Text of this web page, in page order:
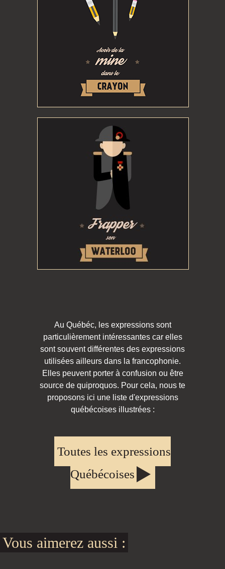
Au Québéc, les expressions sont
particulièrement intéressantes car elles
sont souvent différentes des expressions
utilisées ailleurs dans la francophonie.
Elles peuvent porter à confusion ou être
source de quiproquos. Pour cela, nous te
proposons ici une liste d'expressions
québécoises illustrées :
Toutes les expressions
Québécoises
Vous aimerez aussi :